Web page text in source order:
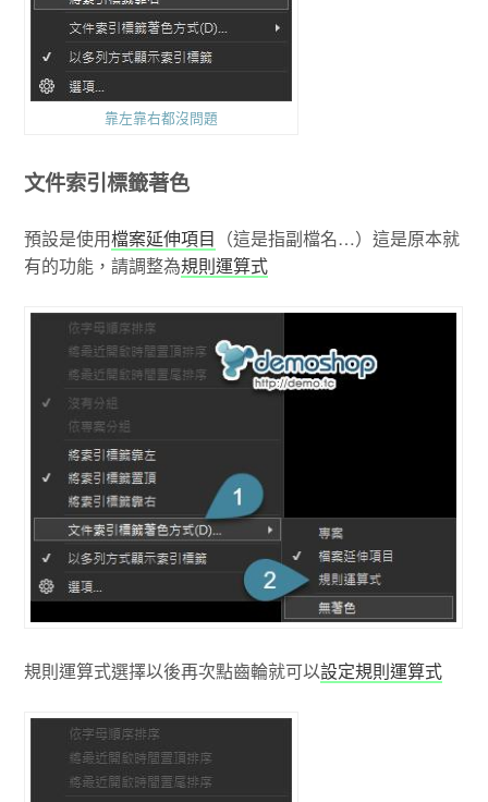
靠左靠右都沒問題
文件索引標籤著色
預設是使用檔案延伸項目 （這是指副檔名…）這是原本就
有的功能，請調整為規則運算式
規則運算式選擇以後再次點齒輪就可以設定規則運算式